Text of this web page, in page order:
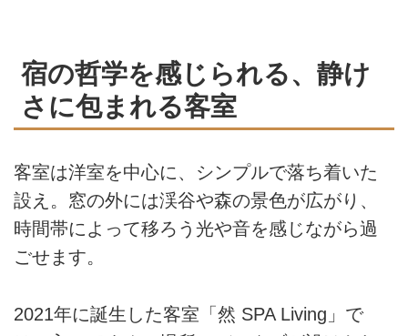
宿の哲学を感じられる、静け
さに包まれる客室
客室は洋室を中心に、シンプルで落ち着いた
設え。窓の外には渓谷や森の景色が広がり、
時間帯によって移ろう光や音を感じながら過
ごせます。
2021年に誕生した客室「然 SPA Living」で